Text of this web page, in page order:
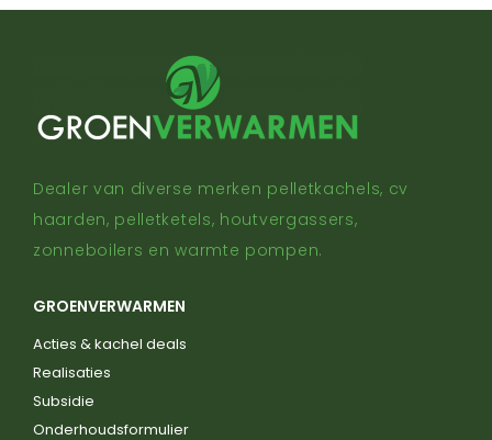
Dealer van diverse merken pelletkachels, cv
haarden, pelletketels, houtvergassers,
zonneboilers en warmte pompen.
GROENVERWARMEN
Acties & kachel deals
Realisaties
Subsidie
Onderhoudsformulier